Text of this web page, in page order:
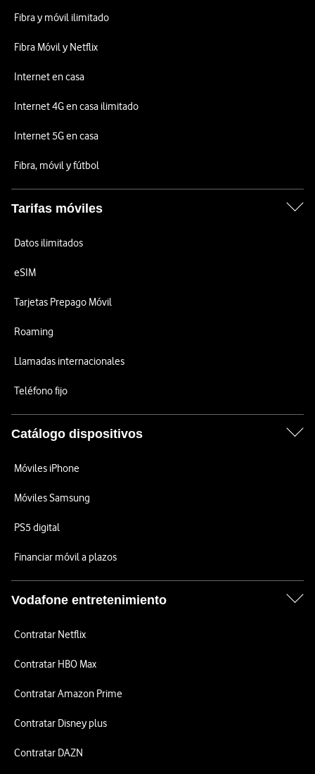
Fibra y móvil ilimitado
Fibra Móvil y Netflix
Internet en casa
Internet 4G en casa ilimitado
Internet 5G en casa
Fibra, móvil y fútbol
Tarifas móviles
Datos ilimitados
eSIM
Tarjetas Prepago Móvil
Roaming
Llamadas internacionales
Teléfono fijo
Catálogo dispositivos
Móviles iPhone
Móviles Samsung
PS5 digital
Financiar móvil a plazos
Vodafone entretenimiento
Contratar Netflix
Contratar HBO Max
Contratar Amazon Prime
Contratar Disney plus
Contratar DAZN